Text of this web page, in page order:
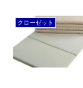
クローゼット